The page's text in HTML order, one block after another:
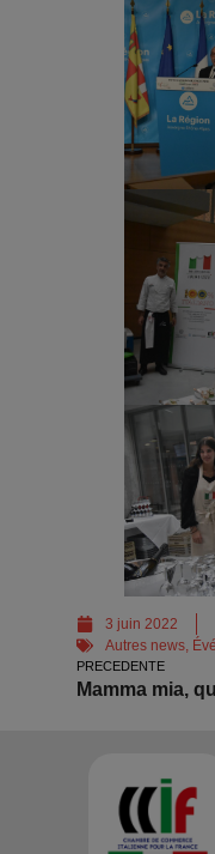
3 juin 2022
Autres news
PRECEDENTE